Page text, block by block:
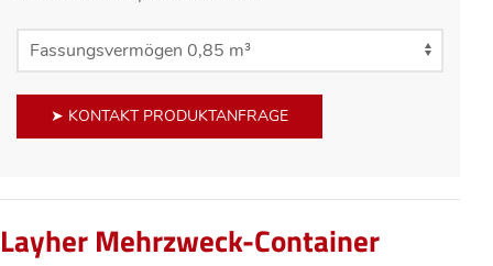
➤ KONTAKT PRODUKTANFRAGE
Layher Mehrzweck-Container